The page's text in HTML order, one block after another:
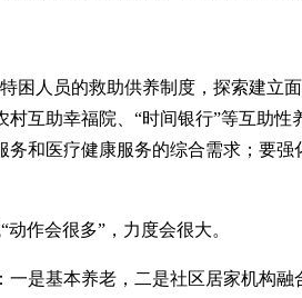
困人员的救助供养制度，探索建立
互助幸福院、“时间银行”等互助性
和医疗健康服务的综合需求；要
作会很多”，力度会很大。
是基本养老，二是社区居家机构融